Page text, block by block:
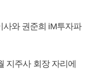
와 권준희 iM투자파
지주사 회장 자리에